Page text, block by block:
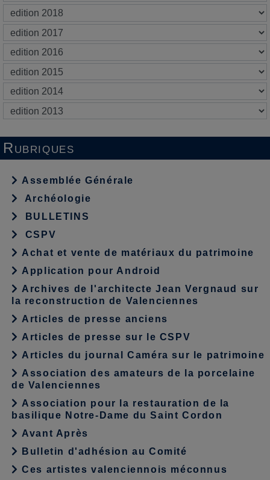
Rubriques
Assemblée Générale
Archéologie
BULLETINS
CSPV
Achat et vente de matériaux du patrimoine
Application pour Android
Archives de l'architecte Jean Vergnaud sur
la reconstruction de Valenciennes
Articles de presse anciens
Articles de presse sur le CSPV
Articles du journal Caméra sur le patrimoine
Association des amateurs de la porcelaine
de Valenciennes
Association pour la restauration de la
basilique Notre-Dame du Saint Cordon
Avant Après
Bulletin d'adhésion au Comité
Ces artistes valenciennois méconnus